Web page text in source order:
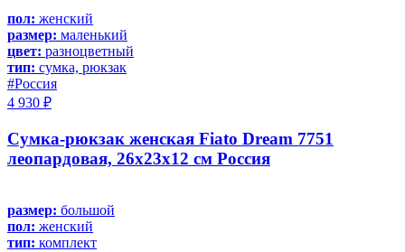
пол: женский
размер: маленький
цвет: разноцветный
тип: сумка, рюкзак
#Россия
4 930 ₽
Сумка-рюкзак женская Fiato Dream 7751
леопардовая, 26х23х12 см Россия
размер: большой
пол: женский
тип: комплект